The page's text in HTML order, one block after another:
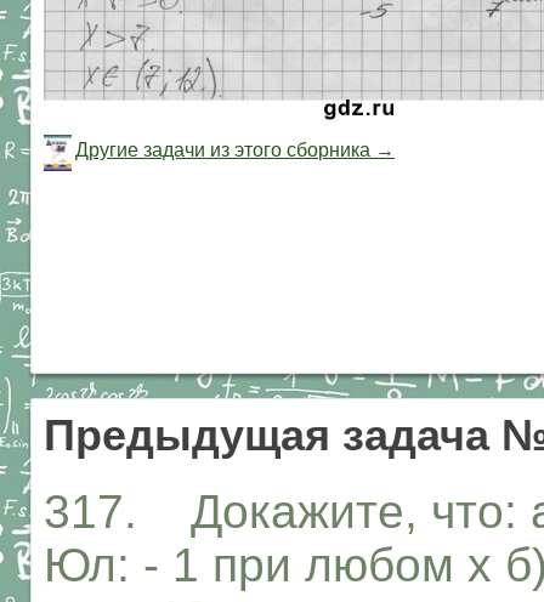
Другие задачи из этого сборника →
Предыдущая задача
317. Докажите, что:
Юл: - 1 при любом х